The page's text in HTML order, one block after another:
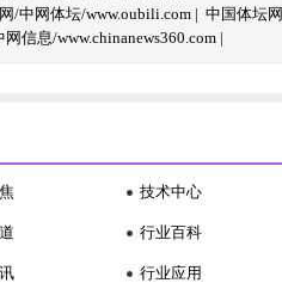
/中网体坛/www.oubili.com | 中国体坛
信息/www.chinanews360.com |
技术中心
行业百科
行业应用